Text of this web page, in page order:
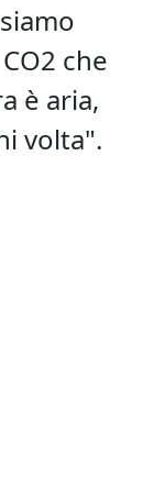
che
è aria,
volta".